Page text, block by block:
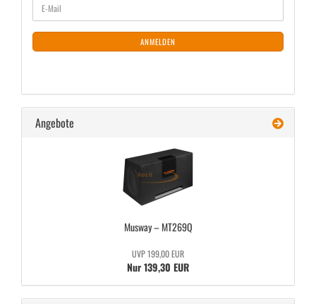
ZUR
NEWSLETTER-
ANMELDUNG
E-
Mail
ANMELDEN
Angebote
Mus­way – MT269Q
UVP 199,00 EUR
Nur 139,30 EUR